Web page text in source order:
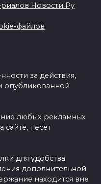
Новости Ру
файлов
за действия,
опубликованной
любых рекламных
несет
для удобства
дополнительной
находится вне